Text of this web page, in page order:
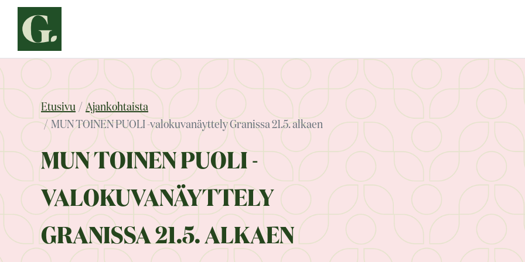
Siirry
sisältöön
Etusivu
Ajankohtaista
MUN TOINEN PUOLI -valokuvanäyttely Granissa 21.5. alkaen
MUN TOINEN PUOLI -
VALOKUVANÄYTTELY
GRANISSA 21.5. ALKAEN